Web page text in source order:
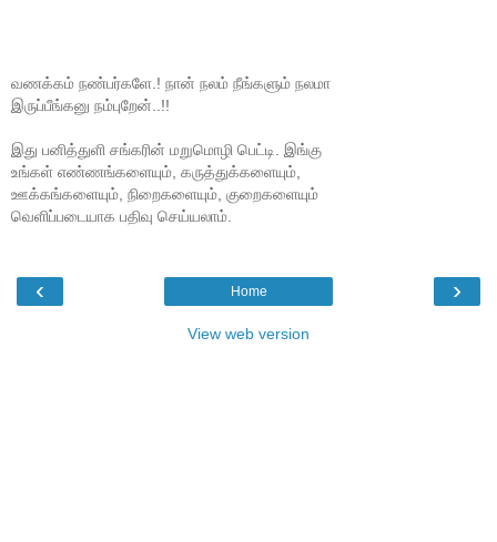
வணக்கம் நண்பர்களே.! நான் நலம் நீங்களும் நலமா
இருப்பீங்கனு நம்புறேன்..!!
இது பனித்துளி சங்கரின் மறுமொழி பெட்டி. இங்கு
உங்கள் எண்ணங்களையும், கருத்துக்களையும்,
ஊக்கங்களையும், நிறைகளையும், குறைகளையும்
வெளிப்படையாக பதிவு செய்யலாம்.
‹ ›
Home
View web version